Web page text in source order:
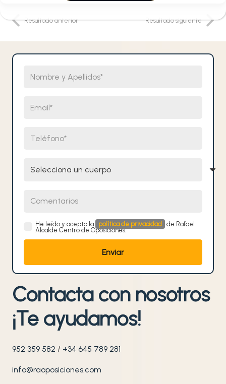
Resultado anterior Resultado siguiente
He leído y acepto la política de privacidad de Rafael
Alcalde Centro de Oposiciones.
Contacta con nosotros
¡Te ayudamos!
952 359 582 / +34 645 789 281
info@raoposiciones.com